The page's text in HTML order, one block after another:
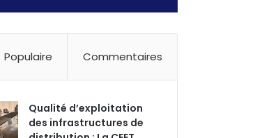
Populaire Commentaires
Qualité d’exploitation
des infrastructures de